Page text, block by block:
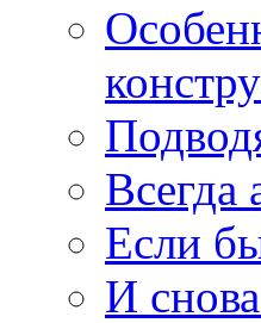
Всегда
Если
И